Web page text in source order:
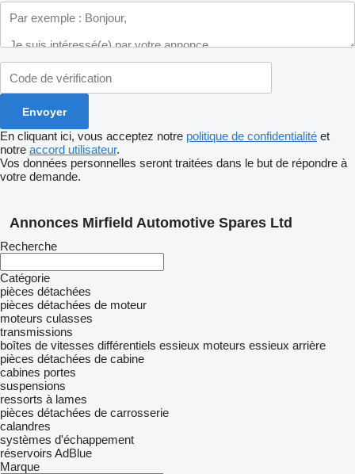
En cliquant ici, vous acceptez notre politique de confidentialité et
notre accord utilisateur.
Vos données personnelles seront traitées dans le but de répondre à
votre demande.
Annonces Mirfield Automotive Spares Ltd
Recherche
Catégorie
pièces détachées
pièces détachées de moteur
moteurs culasses
transmissions
boîtes de vitesses différentiels essieux moteurs essieux arrière
pièces détachées de cabine
cabines portes
suspensions
ressorts à lames
pièces détachées de carrosserie
calandres
systèmes d'échappement
réservoirs AdBlue
Marque